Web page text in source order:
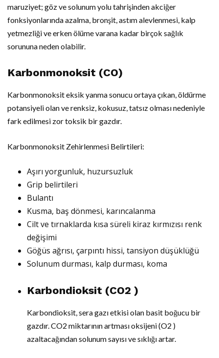
maruziyet; göz ve solunum yolu tahrişinden akciğer
fonksiyonlarında azalma, bronşit, astım alevlenmesi, kalp
yetmezliği ve erken ölüme varana kadar birçok sağlık
sorununa neden olabilir.
Karbonmonoksit (CO)
Karbonmonoksit eksik yanma sonucu ortaya çıkan, öldürme
potansiyeli olan ve renksiz, kokusuz, tatsız olması nedeniyle
fark edilmesi zor toksik bir gazdır.
Karbonmonoksit Zehirlenmesi Belirtileri:
Aşırı yorgunluk, huzursuzluk
Grip belirtileri
Bulantı
Kusma, baş dönmesi, karıncalanma
Cilt ve tırnaklarda kısa süreli kiraz kırmızısı renk
değişimi
Göğüs ağrısı, çarpıntı hissi, tansiyon düşüklüğü
Solunum durması, kalp durması, koma
Karbondioksit (CO2 )
Karbondioksit, sera gazı etkisi olan basit boğucu bir
gazdır. CO2 miktarının artması oksijeni (O2 )
azaltacağından solunum sayısı ve sıklığı artar.